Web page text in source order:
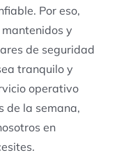
Por eso,
y
de seguridad
tranquilo y
operativo
de la semana,
en